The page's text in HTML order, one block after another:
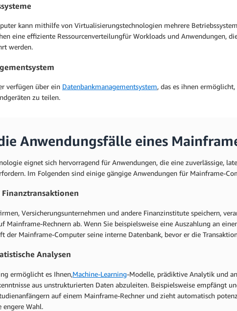
kann mithilfe von Virtualisierungstechnologien mehrere
eine effiziente Ressourcenverteilungfür Workloads und Anwendungen,
werden.
verfügen über ein Datenbankmanagementsystem, das es ihnen
zu teilen.
Anwendungsfälle eines
eignet sich hervorragend für Anwendungen, die eine zuverlässige,
Im Folgenden sind einige gängige Anwendungen für Mainframe-
Versicherungsunternehmen und andere Finanzinstitute speichern,
Mainframe-Rechnern ab. Wenn Sie beispielsweise eine Auszahlung an
der Mainframe-Computer seine interne Datenbank, bevor er die
Analysen
ermöglicht es Ihnen,Machine-Learning-Modelle, prädiktive Analytik und
aus unstrukturierten Daten abzuleiten. Beispielsweise empfängt
auf einem Mainframe-Rechner und zieht automatisch
engere Wahl.